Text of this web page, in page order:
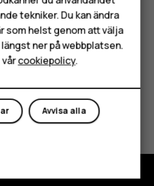
.
tekniker. Du kan ändra
som helst genom att välja
ner på webbplatsen.
cookiepolicy.
Avvisa alla